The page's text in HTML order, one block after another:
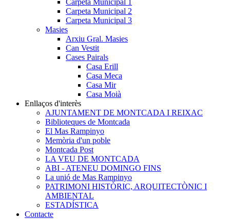
Carpeta Municipal 1
Carpeta Municipal 2
Carpeta Municipal 3
Masies
Arxiu Gral. Masies
Can Vestit
Cases Pairals
Casa Erill
Casa Meca
Casa Mir
Casa Moià
Enllaços d'interès
AJUNTAMENT DE MONTCADA I REIXAC
Biblioteques de Montcada
El Mas Rampinyo
Memòria d'un poble
Montcada Post
LA VEU DE MONTCADA
ABI - ATENEU DOMINGO FINS
La unió de Mas Rampinyo
PATRIMONI HISTÒRIC, ARQUITECTÒNIC I
AMBIENTAL
ESTADÍSTICA
Contacte